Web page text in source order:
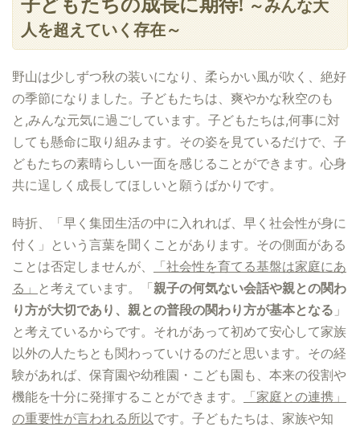
子どもたちの成長に期待!～みんな大
人を超えていく存在～
野山は少しずつ秋の装いになり、柔らかい風が吹く、絶好
の季節になりました。子どもたちは、爽やかな秋空のも
と,みんな元気に過ごしています。子どもたちは,何事に対
しても懸命に取り組みます。その姿を見ているだけで、子
どもたちの素晴らしい一面を感じることができます。心身
共に逞しく成長してほしいと願うばかりです。
時折、「早く集団生活の中に入れれば、早く社会性が身に
付く」という言葉を聞くことがあります。その側面がある
ことは否定しませんが、
「社会性を育てる基盤は家庭にあ
る」 と考えています。「親子の何気ない会話や親との関わ
り方が大切であり、親との普段の関わり方が基本となる 」
と考えているからです。それがあって初めて安心して家族
以外の人たちとも関わっていけるのだと思います。その経
験があれば、保育園や幼稚園・こども園も、本来の役割や
機能を十分に発揮することができます。
「家庭との連携」
の重要性が言われる所以です。子どもたちは、家族や知